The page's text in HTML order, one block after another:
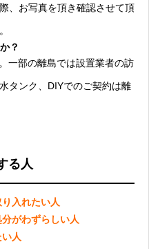
、お写真を頂き確認させて頂
？
一部の離島では設置業者の訪
タンク、DIYでのご契約は離
る人
入れたい人
がわずらしい人
人